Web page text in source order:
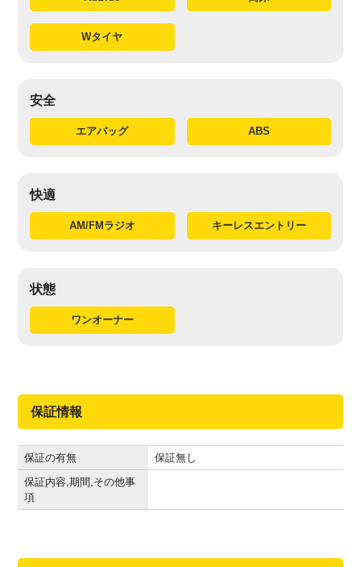
Wタイヤ
安全
エアバッグ ABS
快適
AM/FMラジオ キーレスエントリー
状態
ワンオーナー
保証情報
保証の有無
保証無し
保証内容,期間,その他事
項